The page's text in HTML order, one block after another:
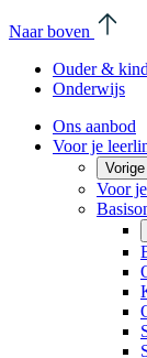
Naar boven
Ouder & kind
Onderwijs
Ons aanbod
Voor je
Vorige
Voor